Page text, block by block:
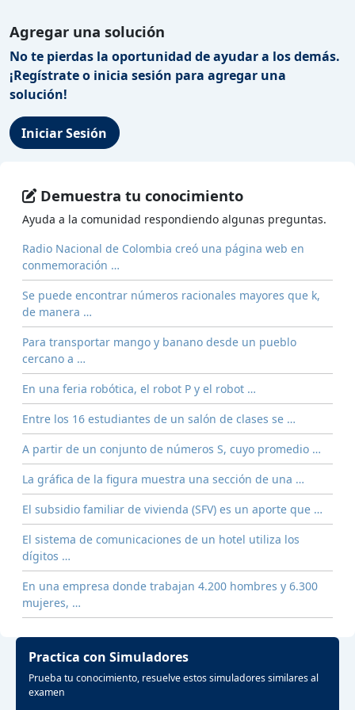
Agregar una solución
No te pierdas la oportunidad de ayudar a los demás.
¡Regístrate o inicia sesión para agregar una
solución!
Iniciar Sesión
Demuestra tu conocimiento
Ayuda a la comunidad respondiendo algunas preguntas.
Radio Nacional de Colombia creó una página web en
conmemoración …
Se puede encontrar números racionales mayores que k,
de manera …
Para transportar mango y banano desde un pueblo
cercano a …
En una feria robótica, el robot P y el robot …
Entre los 16 estudiantes de un salón de clases se …
A partir de un conjunto de números S, cuyo promedio …
La gráfica de la figura muestra una sección de una …
El subsidio familiar de vivienda (SFV) es un aporte que …
El sistema de comunicaciones de un hotel utiliza los
dígitos …
En una empresa donde trabajan 4.200 hombres y 6.300
mujeres, …
Practica con Simuladores
Prueba tu conocimiento, resuelve estos simuladores similares al
examen